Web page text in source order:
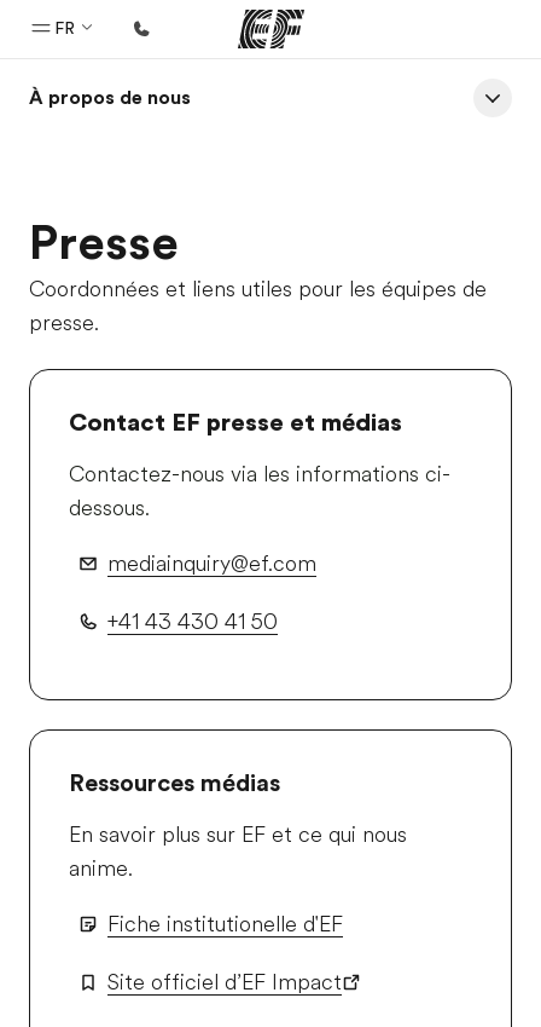
FR
Accueil
Nos offres
Bureaux
Trouver un bureau
A propos de nous
Qui sommes-nous ?
EF recrute
Rejoignez nos équipes
À propos de nous
Presse
Coordonnées et liens utiles pour les équipes de
presse.
Contact EF presse et médias
Contactez-nous via les informations ci-
dessous.
mediainquiry@ef.com
+41 43 430 41 50
Ressources médias
En savoir plus sur EF et ce qui nous
anime.
Fiche institutionelle d'EF
Site officiel d’EF Impact